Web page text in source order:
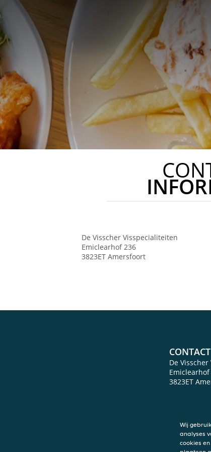
De Visscher Visspecialiteiten
Emiclearhof 236
3823ET Amersfoort
CONTACT
De
Emiclearhof
3823ET
Wij
analyses
cookies